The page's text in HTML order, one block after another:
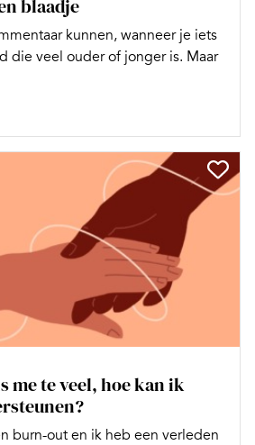
blaadje
kunnen, wanneer je iets
die veel ouder of jonger is. Maar
me te veel, hoe kan ik
burn-out en ik heb een verleden